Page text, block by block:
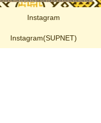
Instagram
Instagram(SUPNET)